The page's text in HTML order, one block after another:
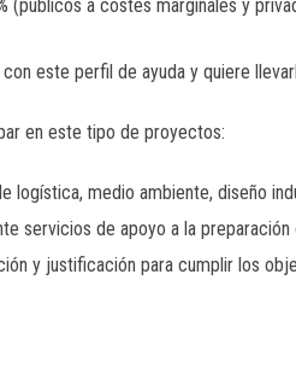
(públicos a costes marginales y
este perfil de ayuda y quiere
en este tipo de proyectos:
logística, medio ambiente, diseño
servicios de apoyo a la
y justificación para cumplir los